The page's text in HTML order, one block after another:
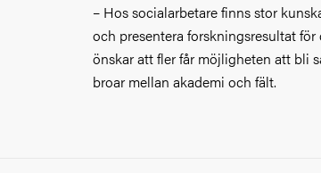
– Hos socialarbetare finns stor
och presentera forskningsresultat för
önskar att fler får möjligheten att bli
broar mellan akademi och fält.